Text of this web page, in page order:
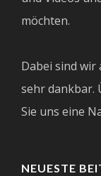
möchten.
Dabei sind
sehr dankbar.
Sie uns eine
NEUESTE